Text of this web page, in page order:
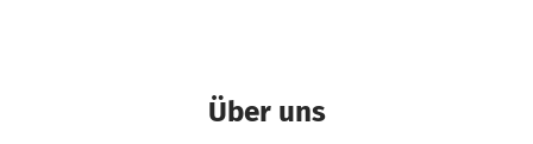
Über uns